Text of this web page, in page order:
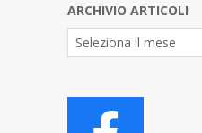
ARCHIVIO ARTICOLI
Archivio
Articoli